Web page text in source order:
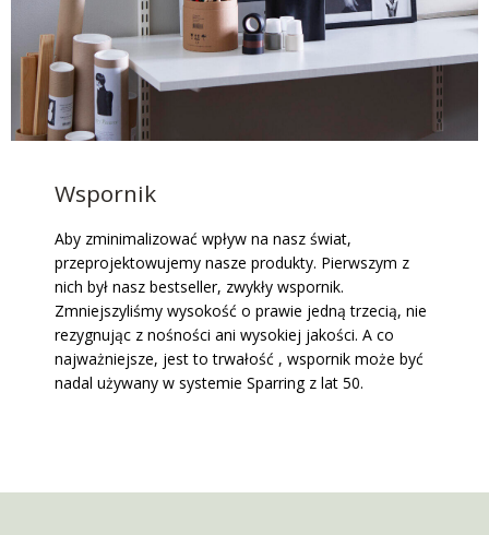
Wspornik
Aby zminimalizować wpływ na nasz świat,
przeprojektowujemy nasze produkty. Pierwszym z
nich był nasz bestseller, zwykły wspornik.
Zmniejszyliśmy wysokość o prawie jedną trzecią, nie
rezygnując z nośności ani wysokiej jakości. A co
najważniejsze, jest to trwałość , wspornik może być
nadal używany w systemie Sparring z lat 50.